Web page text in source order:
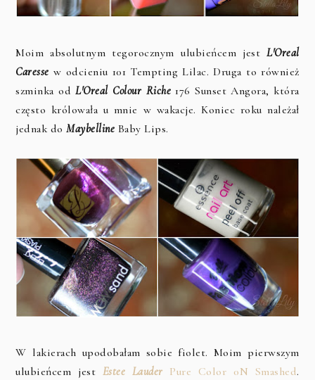
Moim absolutnym tegorocznym ulubieńcem jestL'Oreal
Caresse w odcieniu 101 Tempting Lilac. Druga to również
szminka odL'Oreal Colour Riche 176 Sunset Angora, która
często królowała u mnie w wakacje. Koniec roku należał
jednak doMaybelline Baby Lips.
W lakierach upodobałam sobie fiolet. Moim pierwszym
ulubieńcem jest Estee Lauder Pure Color 0N Smashed.